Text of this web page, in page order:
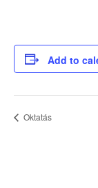
Add to
Oktatás